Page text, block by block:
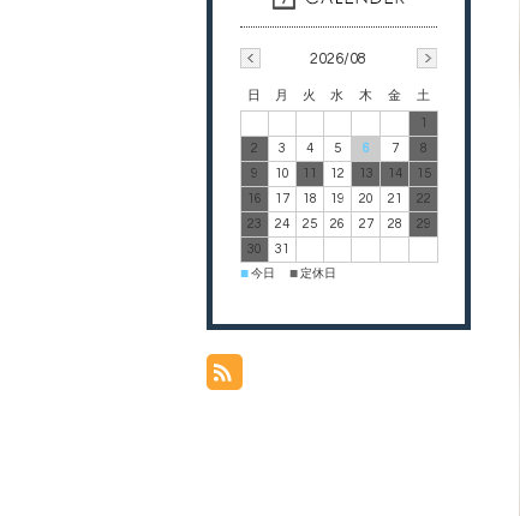
2026/08
日 月 火 水 木 金 土
1
2
3 4 5 6 7
8
9
10 11 12 13 14
15
16
17 18 19 20 21
22
23
24 25 26 27 28
29
30
31
■ 今日 ■ 定休日